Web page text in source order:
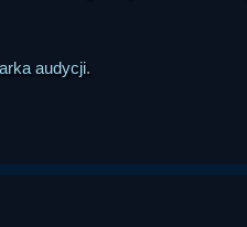
audycji.